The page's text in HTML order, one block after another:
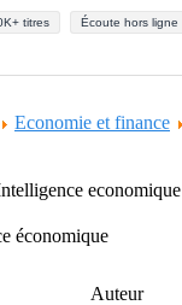
titres Écoute hors ligne
Economie et finance
economique
économique
Auteur